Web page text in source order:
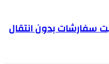
سفارشات بدون انتقال